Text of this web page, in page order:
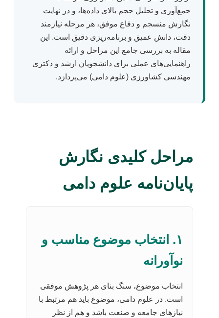
جمع‌آوری و تحلیل حجم بالای داده‌ها، و در نهایت
نگارش منسجم و دفاع موفق، هر مرحله نیازمند
دقت، دانش عمیق و برنامه‌ریزی دقیق است. این
مقاله به بررسی جامع این مراحل و ارائه
راهنمایی‌های عملی برای دانشجویان ارشد و دکتری
مهندسی کشاورزی (علوم دامی) می‌پردازد.
مراحل کلیدی نگارش
پایان‌نامه علوم دامی
۱. انتخاب موضوع مناسب و
نوآورانه
انتخاب موضوع، سنگ بنای هر پژوهش موفقی
است. در علوم دامی، موضوع باید هم مرتبط با
نیازهای جامعه و صنعت باشد و هم از نظر